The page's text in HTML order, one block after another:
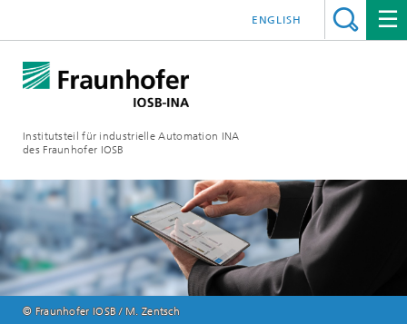
Institutsteil für industrielle Automation INA
des Fraunhofer IOSB
ENGLISH
© Fraunhofer IOSB / M. Zentsch